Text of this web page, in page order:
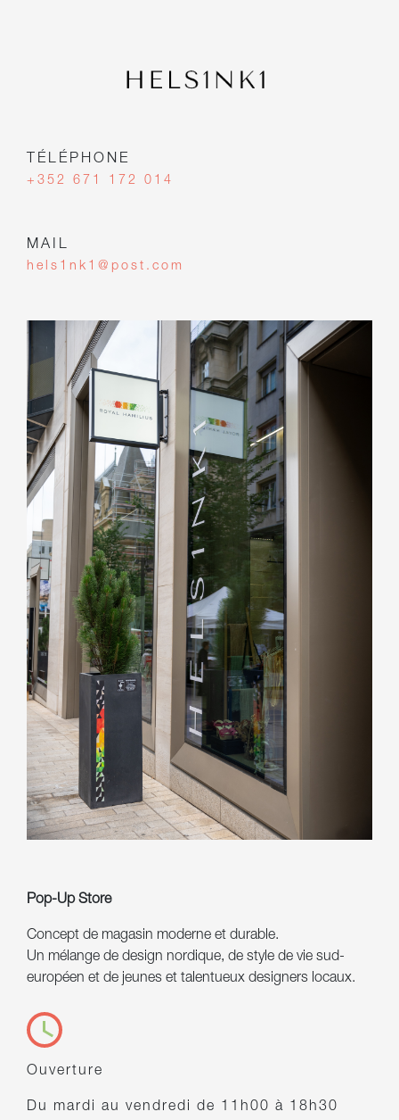
TÉLÉPHONE
+352 671 172 014
MAIL
hels1nk1@post.com
Pop-Up Store
Concept de magasin moderne et durable.
Un mélange de design nordique, de style de vie sud-
européen et de jeunes et talentueux designers locaux.
Ouverture
Du mardi au vendredi de 11h00 à 18h30